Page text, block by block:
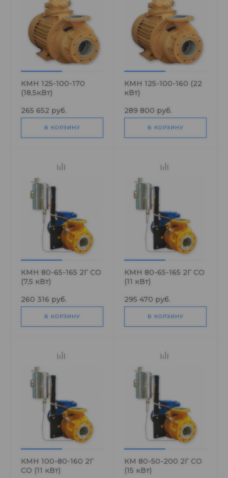
КМН 125-100-170
(18,5кВт)
265 652 руб.
В КОРЗИНУ
КМН 125-100-160 (22
кВт)
289 800 руб.
В КОРЗИНУ
КМН 80-65-165 2Г СО
(7,5 кВт)
260 316 руб.
В КОРЗИНУ
КМН 80-65-165 2Г СО
(11 кВт)
295 470 руб.
В КОРЗИНУ
КМН 100-80-160 2Г
СО (11 кВт)
КМ 80-50-200 2Г СО
(15 кВт)